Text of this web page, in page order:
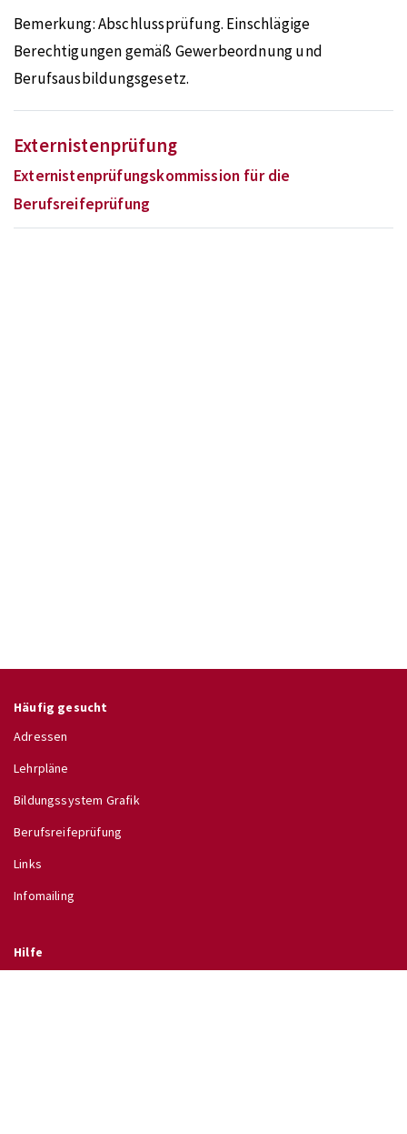
Bemerkung:Abschlussprüfung. Einschlägige
Berechtigungen gemäß Gewerbeordnung und
Berufsausbildungsgesetz.
Externistenprüfung
Externistenprüfungskommission für die
Berufsreifeprüfung
Häufig gesucht
Adressen
Lehrpläne
Bildungssystem Grafik
Berufsreifeprüfung
Links
Infomailing
Hilfe